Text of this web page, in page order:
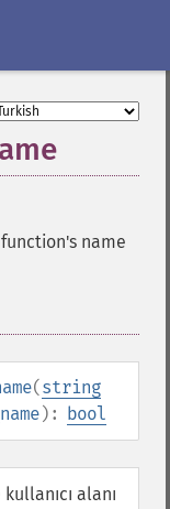
name
(string
): bool
alanı